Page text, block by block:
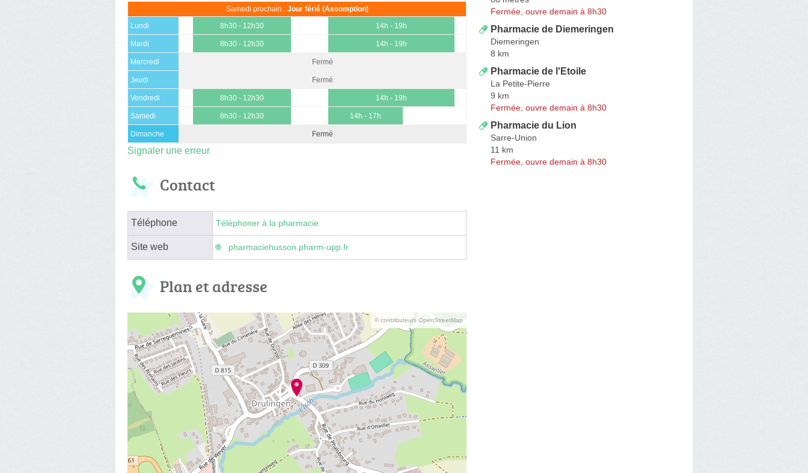
Samedi prochain : Jour férié (Assomption)
Lundi 8h30 - 12h30 14h - 19h
Mardi 8h30 - 12h30 14h - 19h
Mercredi Fermé
Jeudi Fermé
Vendredi 8h30 - 12h30 14h - 19h
Samedi 8h30 - 12h30 14h - 17h
Dimanche Fermé
Signaler une erreur
Contact
Téléphone Téléphoner à la pharmacie
Site web pharmaciehusson.pharm-upp.fr
Plan et adresse
© contributeurs OpenStreetMap
Fermée, ouvre demain à 8h30
Pharmacie de Diemeringen
Diemeringen
8 km
Pharmacie de l'Etoile
La Petite-Pierre
9 km
Fermée, ouvre demain à 8h30
Pharmacie du Lion
Sarre-Union
11 km
Fermée, ouvre demain à 8h30